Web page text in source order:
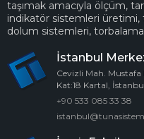
taşımak amacıyla ölçüm,
indikatör sistemleri üretimi,
dolum sistemleri, torbalama
İstanbul
Cevizli Mah.
Kat:18 Kartal,
+90 533 085 33 38